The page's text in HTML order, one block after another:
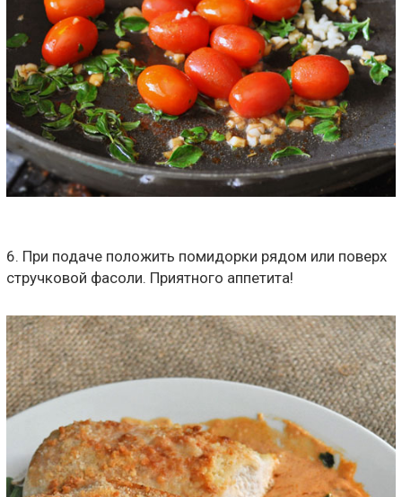
6. При подаче положить помидорки рядом или поверх
стручковой фасоли. Приятного аппетита!